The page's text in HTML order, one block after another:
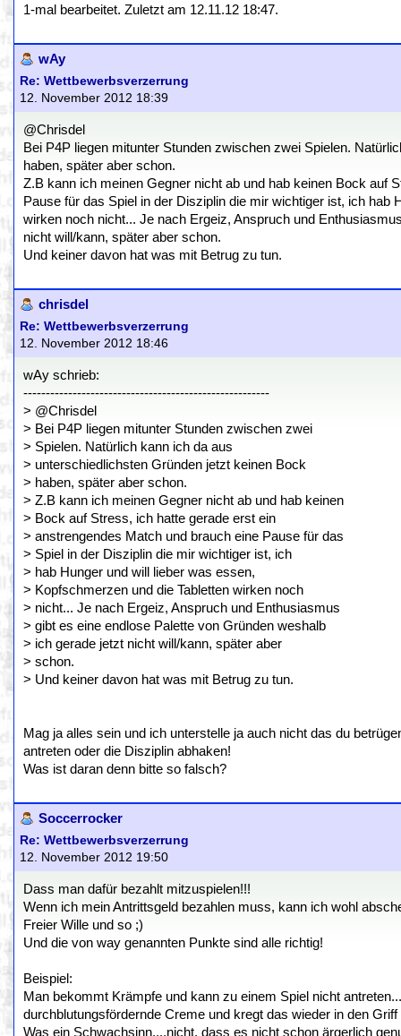
1-mal bearbeitet. Zuletzt am 12.11.12 18:47.
wAy
Re: Wettbewerbsverzerrung
12. November 2012 18:39
@Chrisdel
Bei P4P liegen mitunter Stunden zwischen zwei Spielen.
haben, später aber schon.
Z.B kann ich meinen Gegner nicht ab und hab keinen Bock auf
Pause für das Spiel in der Disziplin die mir wichtiger ist, ich
wirken noch nicht... Je nach Ergeiz, Anspruch und
nicht will/kann, später aber schon.
Und keiner davon hat was mit Betrug zu tun.
chrisdel
Re: Wettbewerbsverzerrung
12. November 2012 18:46
wAy schrieb:
-------------------------------------------------------
> @Chrisdel
> Bei P4P liegen mitunter Stunden zwischen zwei
> Spielen. Natürlich kann ich da aus
> unterschiedlichsten Gründen jetzt keinen Bock
> haben, später aber schon.
> Z.B kann ich meinen Gegner nicht ab und hab keinen
> Bock auf Stress, ich hatte gerade erst ein
> anstrengendes Match und brauch eine Pause für das
> Spiel in der Disziplin die mir wichtiger ist, ich
> hab Hunger und will lieber was essen,
> Kopfschmerzen und die Tabletten wirken noch
> nicht... Je nach Ergeiz, Anspruch und Enthusiasmus
> gibt es eine endlose Palette von Gründen weshalb
> ich gerade jetzt nicht will/kann, später aber
> schon.
> Und keiner davon hat was mit Betrug zu tun.
Mag ja alles sein und ich unterstelle ja auch nicht das du
antreten oder die Disziplin abhaken!
Was ist daran denn bitte so falsch?
Soccerrocker
Re: Wettbewerbsverzerrung
12. November 2012 19:50
Dass man dafür bezahlt mitzuspielen!!!
Wenn ich mein Antrittsgeld bezahlen muss, kann ich wohl
Freier Wille und so ;)
Und die von way genannten Punkte sind alle richtig!
Beispiel:
Man bekommt Krämpfe und kann zu einem Spiel nicht
durchblutungsfördernde Creme und kregt das wieder in den
Was ein Schwachsinn....nicht, dass es nicht schon ärgerlich